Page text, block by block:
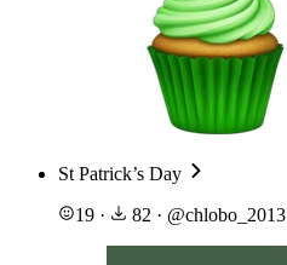
St Patrick’s Day
19 · 82 · @chlobo_2013